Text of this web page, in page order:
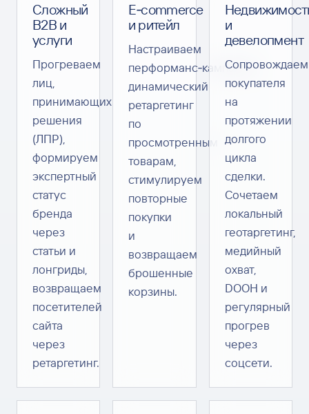
Сложный
B2B и
услуги
Прогреваем
лиц,
принимающих
решения
(ЛПР),
формируем
экспертный
статус
бренда
через
статьи и
лонгриды,
возвращаем
посетителей
сайта
через
ретаргетинг.
E‑commerce
и ритейл
Настраиваем
перформанс‑кампании,
динамический
ретаргетинг
по
просмотренным
товарам,
стимулируем
повторные
покупки
и
возвращаем
брошенные
корзины.
и
девелопмент
Сопровождаем
покупателя
на
протяжении
долгого
цикла
сделки.
Сочетаем
локальный
геотаргетинг,
медийный
охват,
DOOH и
регулярный
прогрев
через
соцсети.